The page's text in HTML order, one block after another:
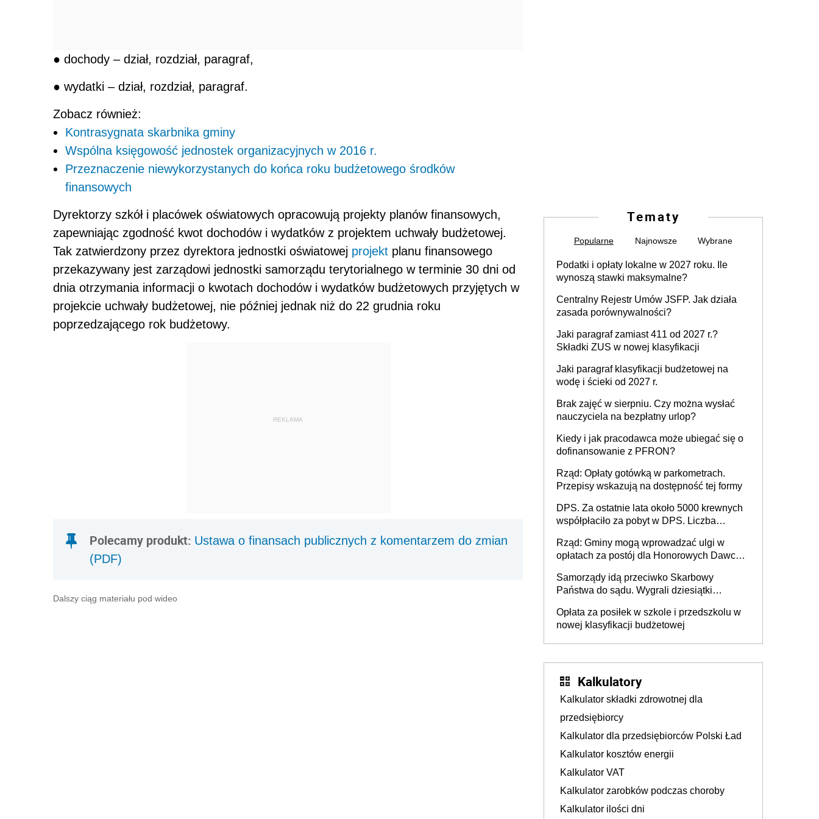
● dochody – dział, rozdział, paragraf,
● wydatki – dział, rozdział, paragraf.
Zobacz również:
Kontrasygnata skarbnika gminy
Wspólna księgowość jednostek organizacyjnych w 2016 r.
Przeznaczenie niewykorzystanych do końca roku budżetowego środków
finansowych
Dyrektorzy szkół i placówek oświatowych opracowują projekty planów finansowych,
zapewniając zgodność kwot dochodów i wydatków z projektem uchwały budżetowej.
Tak zatwierdzony przez dyrektora jednostki oświatowej projekt planu finansowego
przekazywany jest zarządowi jednostki samorządu terytorialnego w terminie 30 dni od
dnia otrzymania informacji o kwotach dochodów i wydatków budżetowych przyjętych w
projekcie uchwały budżetowej, nie później jednak niż do 22 grudnia roku
poprzedzającego rok budżetowy.
REKLAMA
Polecamy produkt: Ustawa o finansach publicznych z komentarzem do zmian
(PDF)
Dalszy ciąg materiału pod wideo
Tematy
Popularne Najnowsze Wybrane
Podatki i opłaty lokalne w 2027 roku. Ile
wynoszą stawki maksymalne?
Centralny Rejestr Umów JSFP. Jak działa
zasada porównywalności?
Jaki paragraf zamiast 411 od 2027 r.?
Składki ZUS w nowej klasyfikacji
Jaki paragraf klasyfikacji budżetowej na
wodę i ścieki od 2027 r.
Brak zajęć w sierpniu. Czy można wysłać
nauczyciela na bezpłatny urlop?
Kiedy i jak pracodawca może ubiegać się o
dofinansowanie z PFRON?
Rząd: Opłaty gotówką w parkometrach.
Przepisy wskazują na dostępność tej formy
DPS. Za ostatnie lata około 5000 krewnych
współpłaciło za pobyt w DPS. Liczba
Rząd: Gminy mogą wprowadzać ulgi w
opłatach za postój dla Honorowych Dawców
Samorządy idą przeciwko Skarbowy
Państwa do sądu. Wygrali dziesiątki
Opłata za posiłek w szkole i przedszkolu w
nowej klasyfikacji budżetowej
Kalkulatory
Kalkulator składki zdrowotnej dla
przedsiębiorcy
Kalkulator dla przedsiębiorców Polski Ład
Kalkulator kosztów energii
Kalkulator VAT
Kalkulator zarobków podczas choroby
Kalkulator ilości dni